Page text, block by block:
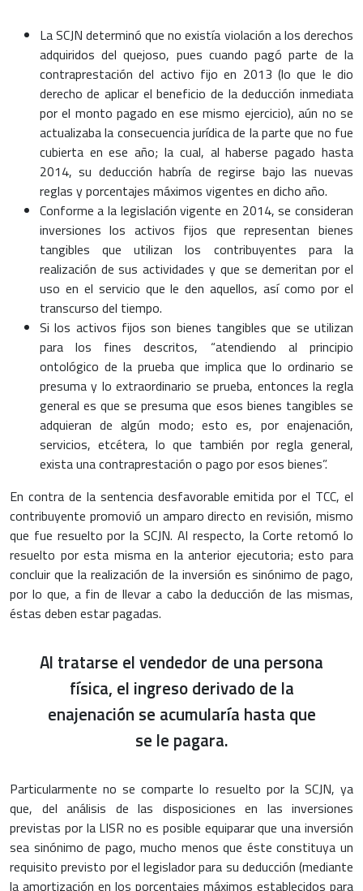
La SCJN determinó que no existía violación a los derechos
adquiridos del quejoso, pues cuando pagó parte de la
contraprestación del activo fijo en 2013 (lo que le dio
derecho de aplicar el beneficio de la deducción inmediata
por el monto pagado en ese mismo ejercicio), aún no se
actualizaba la consecuencia jurídica de la parte que no fue
cubierta en ese año; la cual, al haberse pagado hasta
2014, su deducción habría de regirse bajo las nuevas
reglas y porcentajes máximos vigentes en dicho año.
Conforme a la legislación vigente en 2014, se consideran
inversiones los activos fijos que representan bienes
tangibles que utilizan los contribuyentes para la
realización de sus actividades y que se demeritan por el
uso en el servicio que le den aquellos, así como por el
transcurso del tiempo.
Si los activos fijos son bienes tangibles que se utilizan
para los fines descritos, “atendiendo al principio
ontológico de la prueba que implica que lo ordinario se
presuma y lo extraordinario se prueba, entonces la regla
general es que se presuma que esos bienes tangibles se
adquieran de algún modo; esto es, por enajenación,
servicios, etcétera, lo que también por regla general,
exista una contraprestación o pago por esos bienes”.
En contra de la sentencia desfavorable emitida por el TCC, el
contribuyente promovió un amparo directo en revisión, mismo
que fue resuelto por la SCJN. Al respecto, la Corte retomó lo
resuelto por esta misma en la anterior ejecutoria; esto para
concluir que la realización de la inversión es sinónimo de pago,
por lo que, a fin de llevar a cabo la deducción de las mismas,
éstas deben estar pagadas.
Al tratarse el vendedor de una persona
física, el ingreso derivado de la
enajenación se acumularía hasta que
se le pagara.
Particularmente no se comparte lo resuelto por la SCJN, ya
que, del análisis de las disposiciones en las inversiones
previstas por la LISR no es posible equiparar que una inversión
sea sinónimo de pago, mucho menos que éste constituya un
requisito previsto por el legislador para su deducción (mediante
la amortización en los porcentajes máximos establecidos para